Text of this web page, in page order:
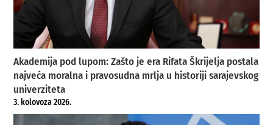
Akademija pod lupom: Zašto je era Rifata Škrijelja postala
najveća moralna i pravosudna mrlja u historiji sarajevskog
univerziteta
3. kolovoza 2026.